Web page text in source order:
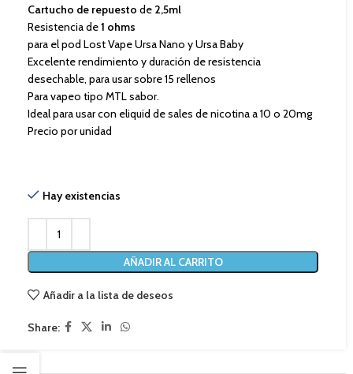
Cartucho de repuesto de 2,5ml
Resistencia de1 ohms
para el pod Lost Vape Ursa Nano y Ursa Baby
Excelente rendimiento y duración de resistencia
desechable, para usar sobre 15 rellenos
Para vapeo tipo MTL sabor.
Ideal para usar con eliquid de sales de nicotina a 10 o 20mg
Precio por unidad
Hay existencias
AÑADIR AL CARRITO
Añadir a la lista de deseos
Share: